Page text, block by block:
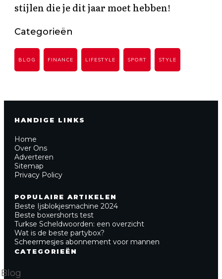
stijlen die je dit jaar moet hebben!
Categorieën
BLOG FINANCE LIFESTYLE SPORT STYLE
HANDIGE LINKS
Home
Over Ons
Adverteren
Sitemap
Privacy Policy
POPULAIRE ARTIKELEN
Beste Ijsblokjesmachine 2024
Beste boxershorts test
Turkse Scheldwoorden: een overzicht
Wat is de beste partybox?
Scheermesjes abonnement voor mannen
CATEGORIEËN
Blog